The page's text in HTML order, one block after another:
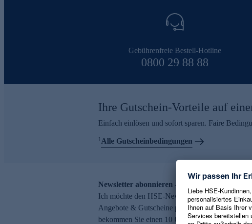
Gebührenfreie Bestell-Hotline
0800 29 88 88
Ihre Gutschein-Vorteile auf
Einfach einlösen und sofort sparen. Faire
1Alle Gutscheinbedingungen
Newsletter abonnieren – 10 € Gutschein
Ich möchte den HSE-Newsletter abonnieren und
Angebote & Gutscheine per E-Mail erhalten. Als
bekommen Sie einen 10 € Gutschein. Eine